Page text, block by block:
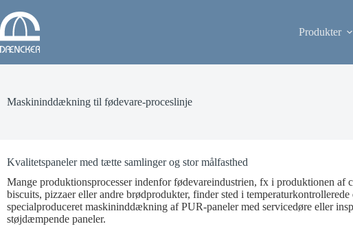
Produkter
Maskininddækning til fødevare-proceslinje
Kvalitetspaneler med tætte samlinger og stor målfasthed
Mange produktionsprocesser indenfor fødevareindustrien, fx i produktionen af
biscuits, pizzaer eller andre brødprodukter, finder sted i
specialproduceret maskininddækning af PUR-paneler med servicedøre eller
støjdæmpende paneler.